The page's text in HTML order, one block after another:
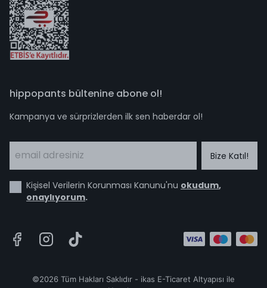
hippopants bültenine abone ol!
Kampanya ve sürprizlerden ilk sen haberdar ol!
Bize Katıl!
Kişisel Verilerin Korunması Kanunu'nu okudum,
onaylıyorum.
©2026 Tüm Hakları Saklıdır - ikas E-Ticaret Altyapısı ile